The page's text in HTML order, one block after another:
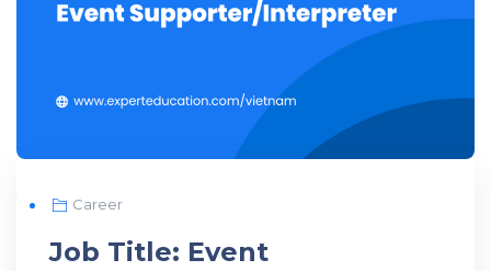
Career
Job Title: Event